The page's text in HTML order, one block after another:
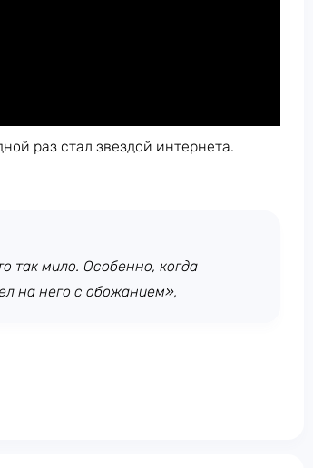
раз стал звездой интернета.
так мило. Особенно, когда
на него с обожанием»,